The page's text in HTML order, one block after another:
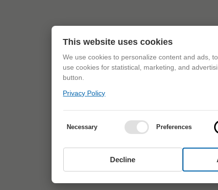
This website uses cookies
We use cookies to personalize content and ads,
use cookies for statistical, marketing, and
button.
Privacy Policy
Necessary Preferences
Decline